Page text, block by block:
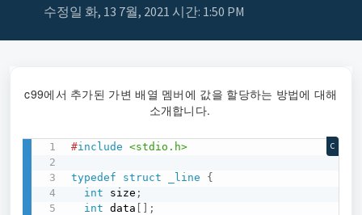
수정일 화, 13 7월, 2021 시간: 1:50 PM
c99에서 추가된 가변 배열 멤버에 값을 할당하는 방법에 대해
소개합니다.
#include <stdio.h>
typedef struct _line
{
int size ;
int data [ ] ;
C